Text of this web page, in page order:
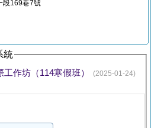
段169巷7號
統
作坊（114寒假班）
(2025-01-24)